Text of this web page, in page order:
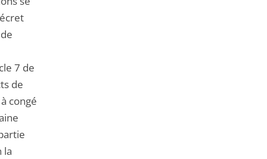
7 de
de
congé
la